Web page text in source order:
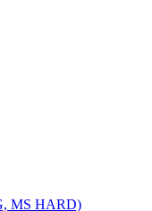
MS HARD)